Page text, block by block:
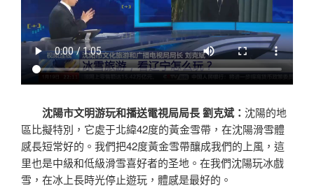
沈陽市文明游玩和播送電視局局長 劉克斌： 沈陽的地
區比擬特別，它處于北緯42度的黃金雪帶，在沈陽滑雪體
感長短常好的。我們把42度黃金雪帶釀成我們的上風，這
里也是中級和低級滑雪喜好者的圣地。在我們沈陽玩冰戲
雪，在冰上長時光停止遊玩，體感是最好的。